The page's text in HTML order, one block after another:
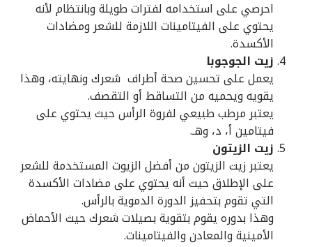
احرصي على استخدامه لفترات طويلة وبانتظام لأنه
يحتوي على الفيتامينات اللازمة للشعر ومضادات
الأكسدة.
زيت الجوجوبا
يعمل على تحسين صحة أطراف شعرك ونهايته، وهذا
يقويه ويحميه من التساقط أو التقصف.
يعتبر مرطب طبيعي لفروة الرأس حيث يحتوي على
فيتامين أ، د، وهـ.
زيت الزيتون
يعتبر زيت الزيتون من أفضل الزيوت المستخدمة للشعر
على الإطلاق حيث أنه يحتوي على مضادات الأكسدة
التي تقوم بتحفيز الدورة الدموية بالرأس.
وهذا بدوره يقوم بتقوية بصيلات شعرك حيث الأحماض
الأمينية والمعادن والفيتامينات.